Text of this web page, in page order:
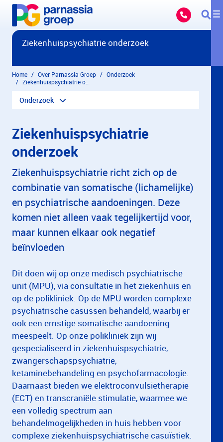
Overslaan en naar hoofdinhoud gaan
Ziekenhuispsychiatrie onderzoek
Home Over Parnassia Groep
Onderzoek
Onderzoek
Ziekenhuispsychiatrie
onderzoek
Ziekenhuispsychiatrie richt zich op de
combinatie van somatische (lichamelijke)
en psychiatrische aandoeningen. Deze
komen niet alleen vaak tegelijkertijd voor,
maar kunnen elkaar ook negatief
beïnvloeden
Dit doen wij op onze medisch psychiatrische
unit (MPU), via consultatie in het ziekenhuis en
op de polikliniek. Op de MPU worden complexe
psychiatrische casussen behandeld, waarbij er
ook een ernstige somatische aandoening
meespeelt. Op onze polikliniek zijn wij
gespecialiseerd in ziekenhuispsychiatrie,
zwangerschapspsychiatrie,
ketaminebehandeling en psychofarmacologie.
Daarnaast bieden we elektroconvulsietherapie
(ECT) en transcraniële stimulatie, waarmee we
een volledig spectrum aan
behandelmogelijkheden in huis hebben voor
complexe ziekenhuispsychiatrische casuïstiek.